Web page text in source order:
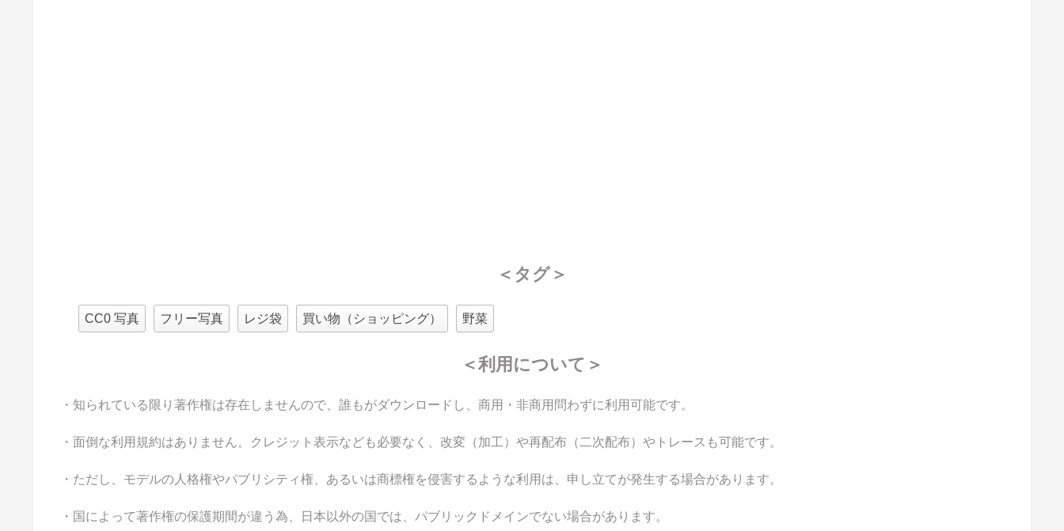
＜タグ＞
CC0 写真 フリー写真 レジ袋 買い物（ショッピング） 野菜
＜利用について＞
・知られている限り著作権は存在しませんので、誰もがダウンロードし、商用・非商用問わずに利用可能です。
・面倒な利用規約はありません。クレジット表示なども必要なく、改変（加工）や再配布（二次配布）やトレースも可能です。
・ただし、モデルの人格権やパブリシティ権、あるいは商標権を侵害するような利用は、申し立てが発生する場合があります。
・国によって著作権の保護期間が違う為、日本以外の国では、パブリックドメインでない場合があります。